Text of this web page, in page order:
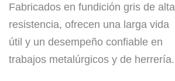
Fabricados en fundición gris de alta
resistencia, ofrecen una larga vida
útil y un desempeño confiable en
trabajos metalúrgicos y de herrería.